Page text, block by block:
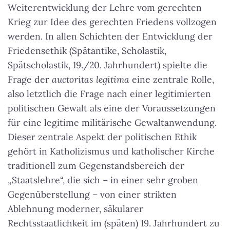
Weiterentwicklung der Lehre vom gerechten
Krieg zur Idee des gerechten Friedens vollzogen
werden. In allen Schichten der Entwicklung der
Friedensethik (Spätantike, Scholastik,
Spätscholastik, 19./20. Jahrhundert) spielte die
Frage der auctoritas legitima eine zentrale Rolle,
also letztlich die Frage nach einer legitimierten
politischen Gewalt als eine der Voraussetzungen
für eine legitime militärische Gewaltanwendung.
Dieser zentrale Aspekt der politischen Ethik
gehört in Katholizismus und katholischer Kirche
traditionell zum Gegenstandsbereich der
„Staatslehre“, die sich – in einer sehr groben
Gegenüberstellung – von einer strikten
Ablehnung moderner, säkularer
Rechtsstaatlichkeit im (späten) 19. Jahrhundert zu